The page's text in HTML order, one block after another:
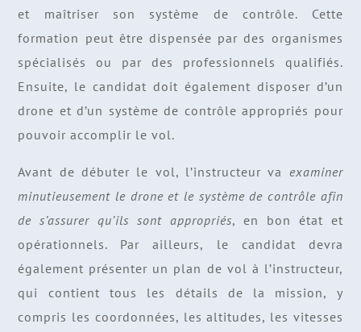
et maîtriser son système de contrôle. Cette
formation peut être dispensée par des organismes
spécialisés ou par des professionnels qualifiés.
Ensuite, le candidat doit également disposer d’un
drone et d’un système de contrôle appropriés pour
pouvoir accomplir le vol.
Avant de débuter le vol, l’instructeur va examiner
minutieusement le drone et le système de contrôle afin
de s’assurer qu’ils sont appropriés, en bon état et
opérationnels. Par ailleurs, le candidat devra
également présenter un plan de vol à l’instructeur,
qui contient tous les détails de la mission, y
compris les coordonnées, les altitudes, les vitesses